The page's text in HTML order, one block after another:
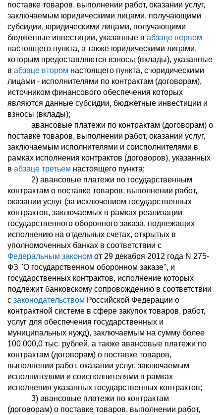
поставке товаров, выполнении работ, оказании услуг,
заключаемым юридическими лицами, получающими
субсидии, юридическими лицами, получающими
бюджетные инвестиции, указанные в абзаце первом
настоящего пункта, а также юридическими лицами,
которым предоставляются взносы (вклады), указанные
в абзаце втором настоящего пункта, с юридическими
лицами - исполнителями по контрактам (договорам),
источником финансового обеспечения которых
являются данные субсидии, бюджетные инвестиции и
взносы (вклады);
авансовые платежи по контрактам (договорам) о
поставке товаров, выполнении работ, оказании услуг,
заключаемым исполнителями и соисполнителями в
рамках исполнения контрактов (договоров), указанных
в абзаце третьем настоящего пункта;
2) авансовые платежи по государственным
контрактам о поставке товаров, выполнении работ,
оказании услуг (за исключением государственных
контрактов, заключаемых в рамках реализации
государственного оборонного заказа, подлежащих
исполнению на отдельных счетах, открытых в
уполномоченных банках в соответствии с
Федеральным законом от 29 декабря 2012 года N 275-
ФЗ "О государственном оборонном заказе", и
государственных контрактов, исполнение которых
подлежит банковскому сопровождению в соответствии
с законодательством Российской Федерации о
контрактной системе в сфере закупок товаров, работ,
услуг для обеспечения государственных и
муниципальных нужд), заключаемым на сумму более
100 000,0 тыс. рублей, а также авансовые платежи по
контрактам (договорам) о поставке товаров,
выполнении работ, оказании услуг, заключаемым
исполнителями и соисполнителями в рамках
исполнения указанных государственных контрактов;
3) авансовые платежи по контрактам
(договорам) о поставке товаров, выполнении работ,